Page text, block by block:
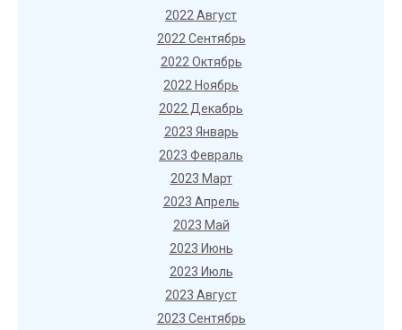
2022 Август
2022 Сентябрь
2022 Октябрь
2022 Ноябрь
2022 Декабрь
2023 Январь
2023 Февраль
2023 Март
2023 Апрель
2023 Май
2023 Июнь
2023 Июль
2023 Август
2023 Сентябрь